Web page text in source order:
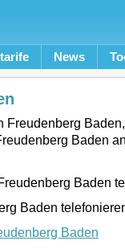
News
Freudenberg
Baden
Baden
Baden
Baden